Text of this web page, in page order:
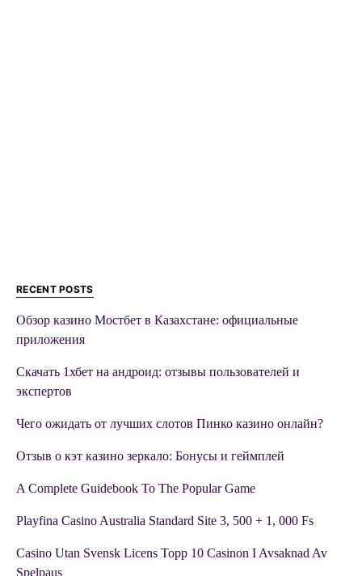
RECENT POSTS
Обзор казино Мостбет в Казахстане: официальные
приложения
Скачать 1хбет на андроид: отзывы пользователей и
экспертов
Чего ожидать от лучших слотов Пинко казино онлайн?
Отзыв о кэт казино зеркало: Бонусы и геймплей
A Complete Guidebook To The Popular Game
Playfina Casino Australia Standard Site 3, 500 + 1, 000 Fs
Casino Utan Svensk Licens Topp 10 Casinon I Avsaknad Av
Spelpaus